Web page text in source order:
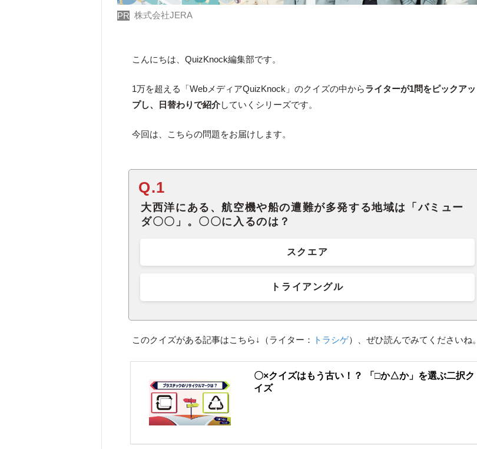
PR 株式会社JERA
こんにちは、QuizKnock編集部です。
1万を超える「WebメディアQuizKnock」のクイズの中からライターが1問をピックアッ
プし、日替わりで紹介していくシリーズです。
今回は、こちらの問題をお届けします。
Q.1
大西洋にある、航空機や船の遭難が多発する地域は「バミュー
ダ〇〇」。〇〇に入るのは？
スクエア
トライアングル
このクイズがある記事はこちら↓（ライター： トラシゲ）、ぜひ読んでみてくださいね。
〇×クイズはもう古い！？ 「□か△か」を選ぶ二択ク
イズ